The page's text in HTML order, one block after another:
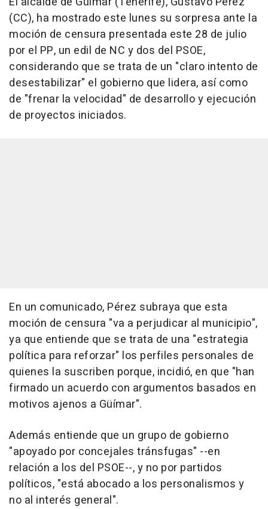
(CC), ha mostrado este lunes su sorpresa ante la
moción de censura presentada este 28 de julio
por el PP, un edil de NC y dos del PSOE,
considerando que se trata de un "claro intento de
desestabilizar" el gobierno que lidera, así como
de "frenar la velocidad" de desarrollo y ejecución
de proyectos iniciados.
En un comunicado, Pérez subraya que esta
moción de censura "va a perjudicar al municipio",
ya que entiende que se trata de una "estrategia
política para reforzar" los perfiles personales de
quienes la suscriben porque, incidió, en que "han
firmado un acuerdo con argumentos basados en
motivos ajenos a Güímar".
Además entiende que un grupo de gobierno
"apoyado por concejales tránsfugas" --en
relación a los del PSOE--, y no por partidos
políticos, "está abocado a los personalismos y
no al interés general".